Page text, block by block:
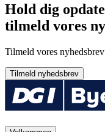
Hold dig
tilmeld vores
Tilmeld vores
Tilmeld nyhedsbrev